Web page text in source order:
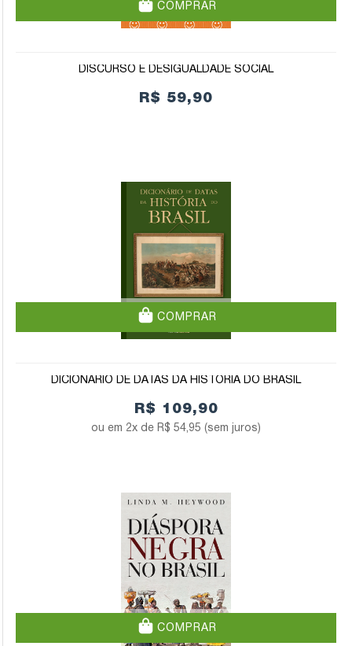
COMPRAR
DISCURSO E DESIGUALDADE SOCIAL
R$ 59,90
COMPRAR
DICIONÁRIO DE DATAS DA HISTÓRIA DO BRASIL
R$ 109,90
2x de R$ 54,95 (sem juros)
COMPRAR